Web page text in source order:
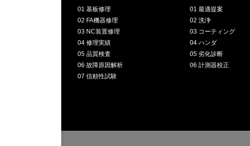
お客様インタビュー
RECRUIT
採用情報
CHALLENGE
01 基板修理
02 FA機器修理
03 NC装置修理
04 修理実績
05 品質検査
06 故障原因解析
07 信頼性試験
01 最適提案
02 洗浄
03 コーティング
04 ハンダ
05 劣化診断
06 計測器校正